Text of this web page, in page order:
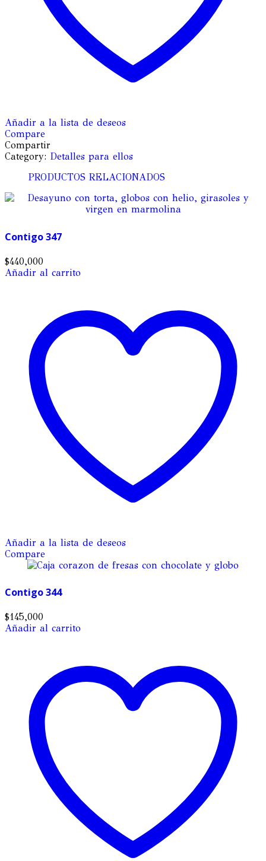
Añadir a la lista de deseos
Compare
Compartir
Category: Detalles para ellos
PRODUCTOS RELACIONADOS
Contigo 347
$440,000
Añadir al carrito
Añadir a la lista de deseos
Compare
Contigo 344
$145,000
Añadir al carrito